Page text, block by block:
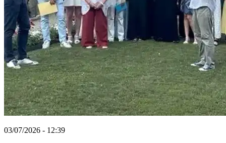
03/07/2026 - 12:39